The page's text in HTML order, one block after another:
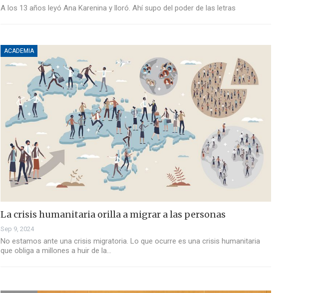
A los 13 años leyó Ana Karenina y lloró. Ahí supo del poder de las letras
ACADEMIA
La crisis humanitaria orilla a migrar a las personas
Sep 9, 2024
No estamos ante una crisis migratoria. Lo que ocurre es una crisis humanitaria
que obliga a millones a huir de la…